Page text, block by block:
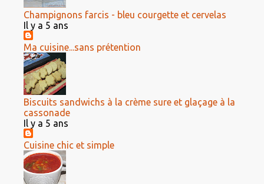
Champignons farcis - bleu courgette et cervelas
Il y a 5 ans
Ma cuisine...sans prétention
Biscuits sandwichs à la crème sure et glaçage à la
cassonade
Il y a 5 ans
Cuisine chic et simple